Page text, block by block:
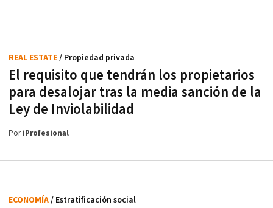
El requisito que tendrán los propietarios
para desalojar tras la media sanción de la
Ley de Inviolabilidad
REAL ESTATE/ Propiedad privada
PoriProfesional
ECONOMÍA/ Estratificación social